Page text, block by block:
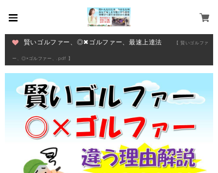
賢いゴルファー、◎✖ゴルファー、最速上達法 【 賢いゴルファ
ー、◎×ゴルファー、.pdf 】